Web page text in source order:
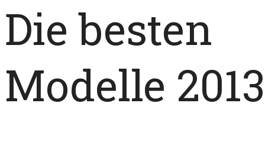
Die besten
Modelle 2013